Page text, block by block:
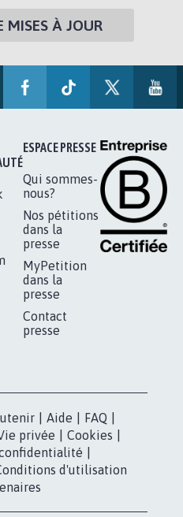
MISES À JOUR
ESPACE PRESSE
Qui sommes-
nous?
Nos pétitions
dans la
presse
MyPetition
dans la
presse
Contact
presse
Aide FAQ
privée Cookies
d'utilisation